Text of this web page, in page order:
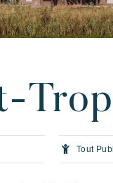
Riviera
Riviera Villages
des Villages Tout